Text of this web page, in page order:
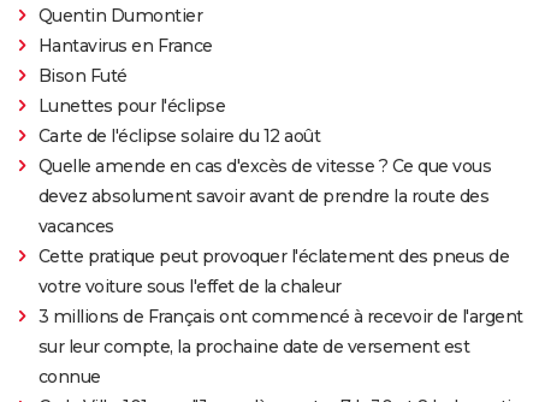
Quentin Dumontier
Hantavirus en France
Bison Futé
Lunettes pour l'éclipse
Carte de l'éclipse solaire du 12 août
Quelle amende en cas d'excès de vitesse ? Ce que vous
devez absolument savoir avant de prendre la route des
vacances
Cette pratique peut provoquer l'éclatement des pneus de
votre voiture sous l'effet de la chaleur
3 millions de Français ont commencé à recevoir de l'argent
sur leur compte, la prochaine date de versement est
connue